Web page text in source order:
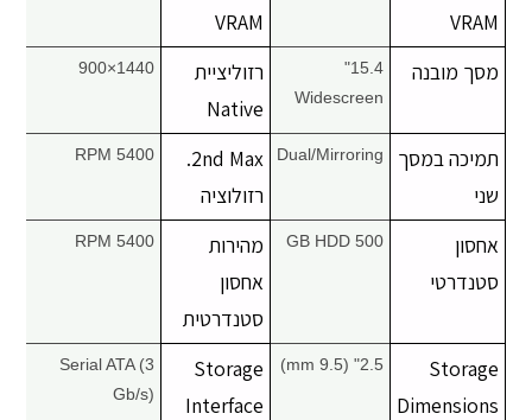
VRAM
VRAM
מסך מובנה
15.4"
Widescreen
רזוליציית
Native
1440×900
תמיכה במסך
שני
Dual/Mirroring
2nd Max.
רזולוציה
5400 RPM
אחסון
סטנדרטי
500 GB HDD
מהירות
אחסון
סטנדרטית
5400 RPM
Storage
Dimensions
2.5" (9.5 mm)
Storage
Interface
Serial ATA (3
Gb/s)